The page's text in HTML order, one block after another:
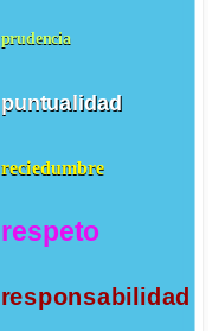
prudencia
puntualidad
reciedumbre
respeto
responsabilidad